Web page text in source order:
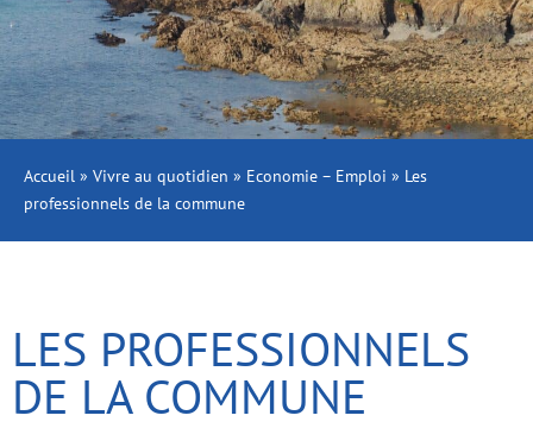
Accueil » Vivre au quotidien » Economie – Emploi » Les
professionnels de la commune
LES PROFESSIONNELS
DE LA COMMUNE